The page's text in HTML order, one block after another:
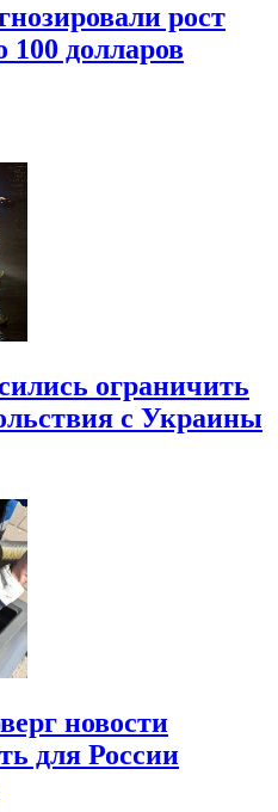
рост
100 долларов
ограничить
с Украины
новости
для России